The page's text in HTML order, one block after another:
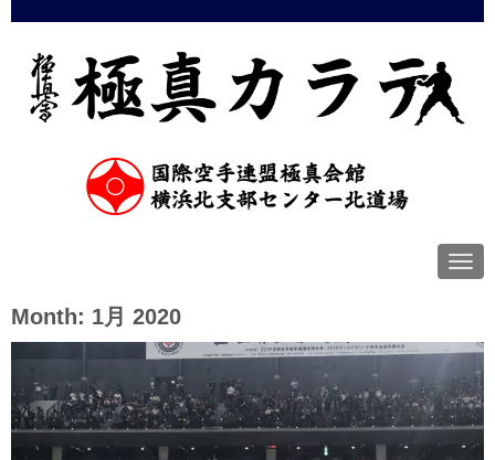
N
a
a
o
n
Month: 1月 2020